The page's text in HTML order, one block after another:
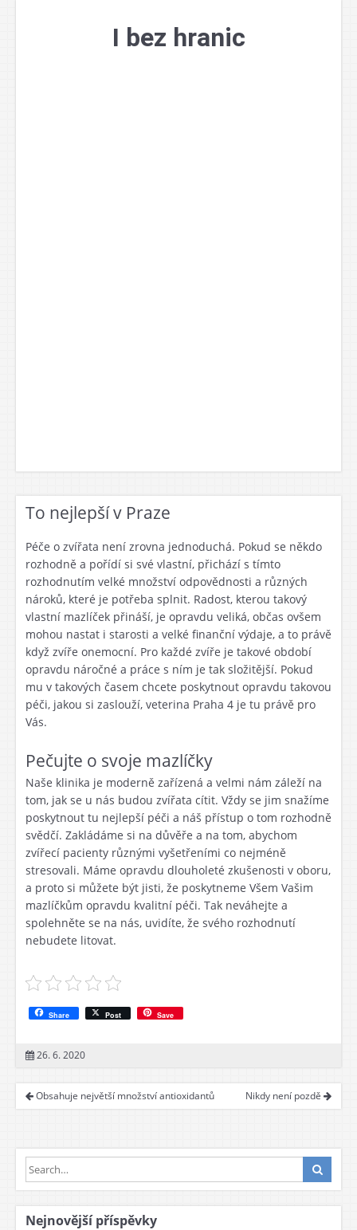
I bez hranic
To nejlepší v Praze
Péče o zvířata není zrovna jednoduchá. Pokud se někdo
rozhodně a pořídí si své vlastní, přichází s tímto
rozhodnutím velké množství odpovědnosti a různých
nároků, které je potřeba splnit. Radost, kterou takový
vlastní mazlíček přináší, je opravdu veliká, občas ovšem
mohou nastat i starosti a velké finanční výdaje, a to právě
když zvíře onemocní. Pro každé zvíře je takové období
opravdu náročné a práce s ním je tak složitější. Pokud
mu v takových časem chcete poskytnout opravdu takovou
péči, jakou si zaslouží, veterina Praha 4 je tu právě pro
Vás.
Pečujte o svoje mazlíčky
Naše klinika je moderně zařízená a velmi nám záleží na
tom, jak se u nás budou zvířata cítit. Vždy se jim snažíme
poskytnout tu nejlepší péči a náš přístup o tom rozhodně
svědčí. Zakládáme si na důvěře a na tom, abychom
zvířecí pacienty různými vyšetřeními co nejméně
stresovali. Máme opravdu dlouholeté zkušenosti v oboru,
a proto si můžete být jisti, že poskytneme Všem Vašim
mazlíčkům opravdu kvalitní péči. Tak neváhejte a
spolehněte se na nás, uvidíte, že svého rozhodnutí
nebudete litovat.
Share Post Save
26. 6. 2020
Obsahuje největší množství antioxidantů Nikdy není pozdě
Nejnovější příspěvky